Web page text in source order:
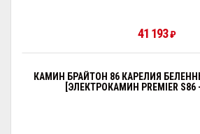
41 193₽
КАМИН БРАЙТОН 86 КАРЕЛИЯ
[ЭЛЕКТРОКАМИН PREMIER S86 -